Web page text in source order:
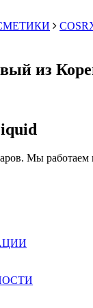
из
Мы работаем